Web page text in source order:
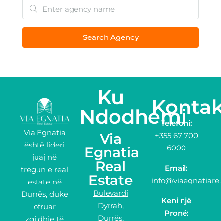
Search Agency
Via Egnatia
është lideri
juaj në
tregun e real
estate në
Durrës, duke
ofruar
zgjidhje të
Ku
Ndodhemi
Via
Egnatia
Real
Estate
Bulevardi
Dyrrah,
Durrës,
Telefoni:
+355 67 700
6000
Email:
Keni një
Pronë: